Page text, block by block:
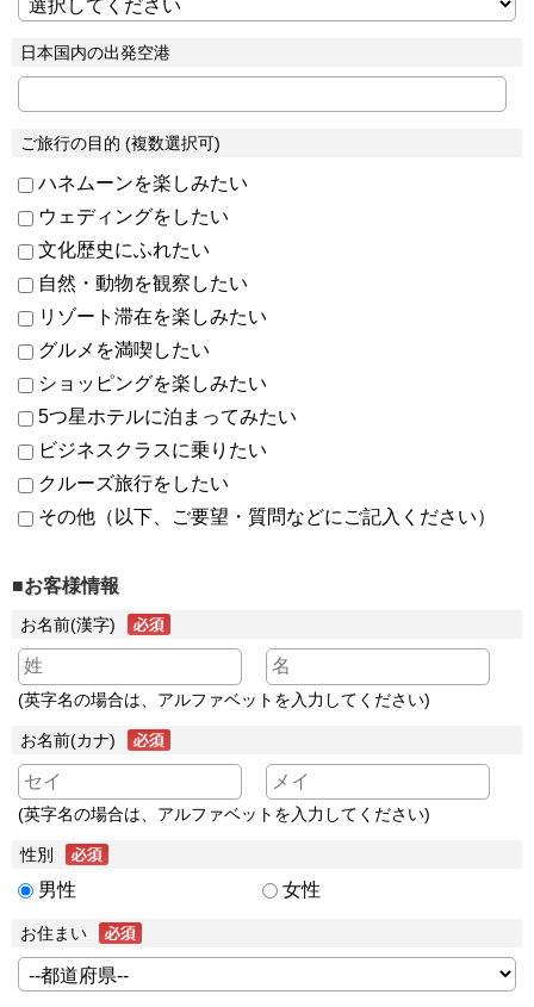
日本国内の出発空港
ご旅行の目的 (複数選択可)
ハネムーンを楽しみたい
ウェディングをしたい
文化歴史にふれたい
自然・動物を観察したい
リゾート滞在を楽しみたい
グルメを満喫したい
ショッピングを楽しみたい
5つ星ホテルに泊まってみたい
ビジネスクラスに乗りたい
クルーズ旅行をしたい
その他（以下、ご要望・質問などにご記入ください）
■お客様情報
お名前(漢字)
(英字名の場合は、アルファベットを入力してください)
お名前(カナ)
(英字名の場合は、アルファベットを入力してください)
性別
男性 女性
お住まい